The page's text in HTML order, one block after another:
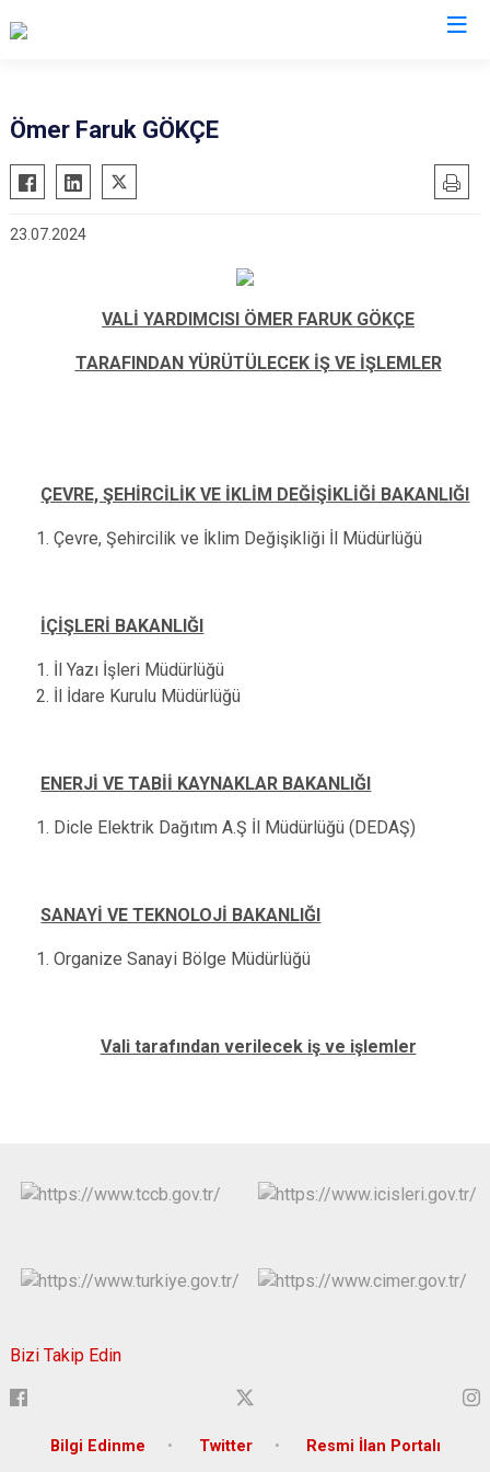
Ömer Faruk GÖKÇE
23.07.2024
VALİ YARDIMCISI ÖMER FARUK GÖKÇE
TARAFINDAN YÜRÜTÜLECEK İŞ VE İŞLEMLER
ÇEVRE, ŞEHİRCİLİK VE İKLİM DEĞİŞİKLİĞİ BAKANLIĞI
Çevre, Şehircilik ve İklim Değişikliği İl Müdürlüğü
İÇİŞLERİ BAKANLIĞI
İl Yazı İşleri Müdürlüğü
İl İdare Kurulu Müdürlüğü
ENERJİ VE TABİİ KAYNAKLAR BAKANLIĞI
Dicle Elektrik Dağıtım A.Ş İl Müdürlüğü (DEDAŞ)
SANAYİ VE TEKNOLOJİ BAKANLIĞI
Organize Sanayi Bölge Müdürlüğü
Vali tarafından verilecek iş ve işlemler
Bizi Takip Edin
Bilgi Edinme Twitter Resmi İlan Portalı